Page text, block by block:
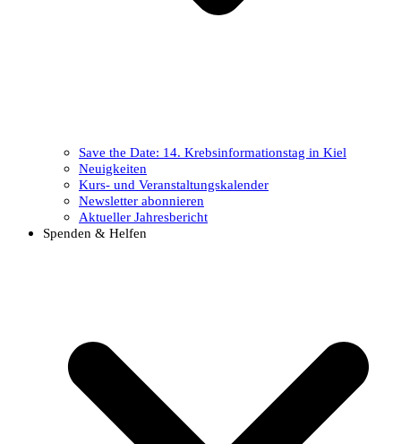
Save the Date: 14. Krebsinformationstag in Kiel
Neuigkeiten
Kurs- und Veranstaltungskalender
Newsletter abonnieren
Aktueller Jahresbericht
Spenden & Helfen